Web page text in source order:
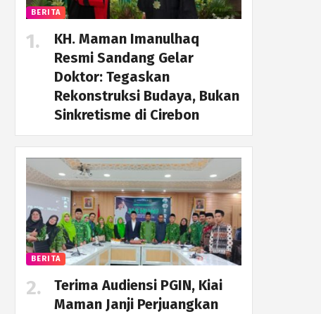
BERITA
KH. Maman Imanulhaq
Resmi Sandang Gelar
Doktor: Tegaskan
Rekonstruksi Budaya, Bukan
Sinkretisme di Cirebon
BERITA
Terima Audiensi PGIN, Kiai
Maman Janji Perjuangkan